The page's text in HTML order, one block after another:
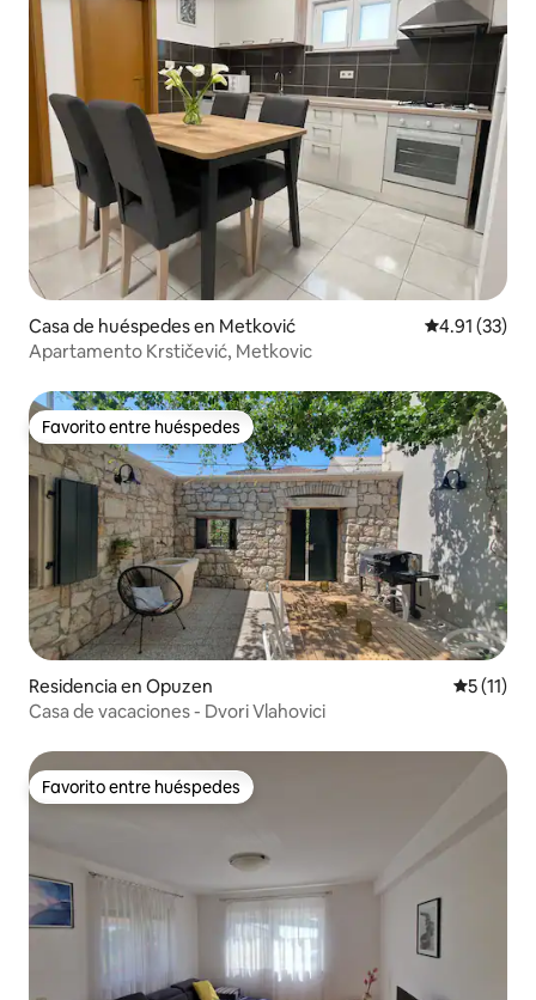
Casa de huéspedes en Metković Calificación
4.91 (33)
Apartamento Krstičević, Metkovic
Favorito entre huéspedes
Favorito entre huéspedes
Residencia en Opuzen
5 (11)
Casa de vacaciones - Dvori Vlahovici
Favorito entre huéspedes
Favorito entre huéspedes